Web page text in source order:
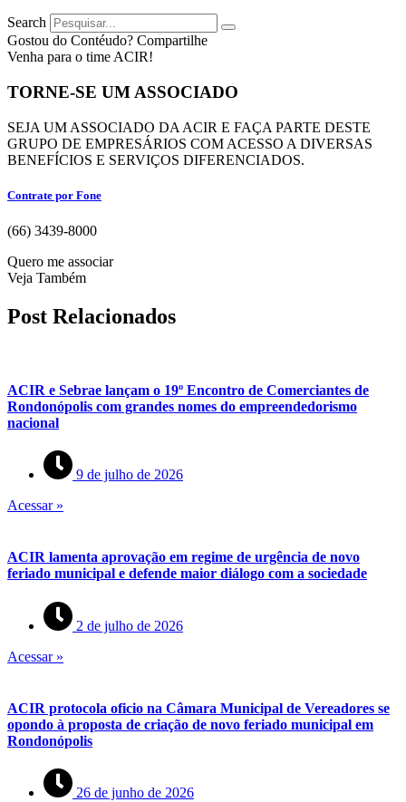
Search
Gostou do Contéudo? Compartilhe
Venha para o time ACIR!
TORNE-SE UM ASSOCIADO
SEJA UM ASSOCIADO DA ACIR E FAÇA PARTE DESTE
GRUPO DE EMPRESÁRIOS COM ACESSO A DIVERSAS
BENEFÍCIOS E SERVIÇOS DIFERENCIADOS.
Contrate por Fone
(66) 3439-8000
Quero me associar
Veja Também
Post Relacionados
ACIR e Sebrae lançam o 19º Encontro de Comerciantes de
Rondonópolis com grandes nomes do empreendedorismo
nacional
9 de julho de 2026
Acessar »
ACIR lamenta aprovação em regime de urgência de novo
feriado municipal e defende maior diálogo com a sociedade
2 de julho de 2026
Acessar »
ACIR protocola oficio na Câmara Municipal de Vereadores se
opondo à proposta de criação de novo feriado municipal em
Rondonópolis
26 de junho de 2026